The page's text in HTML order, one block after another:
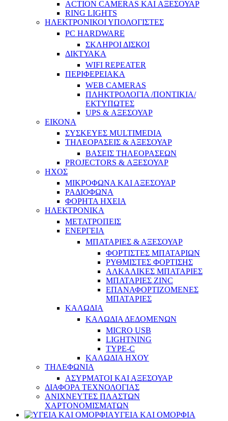
ACTION CAMERAS KAI ΑΞΕΣΟΥΑΡ
RING LIGHTS
ΗΛΕΚΤΡΟΝΙΚΟΙ ΥΠΟΛΟΓΙΣΤΕΣ
PC HARDWARE
ΣΚΛΗΡΟΙ ΔΙΣΚΟΙ
ΔΙΚΤΥΑΚΑ
WIFI REPEATER
ΠΕΡΙΦΕΡΕΙΑΚΑ
WEB CAMERAS
ΠΛΗΚΤΡΟΛΟΓΙΑ /ΠΟΝΤΙΚΙΑ/
ΕΚΤΥΠΩΤΕΣ
UPS & ΑΞΕΣΟΥΑΡ
ΕΙΚΟΝΑ
ΣΥΣΚΕΥΕΣ MULTIMEDIA
ΤΗΛΕΟΡΑΣΕΙΣ & ΑΞΕΣΟΥΑΡ
ΒΑΣΕΙΣ ΤΗΛΕΟΡΑΣΕΩΝ
PROJECTORS & ΑΞΕΣΟΥΑΡ
ΗΧΟΣ
ΜΙΚΡΟΦΩΝΑ ΚΑΙ ΑΞΕΣΟΥΑΡ
ΡΑΔΙΟΦΩΝΑ
ΦΟΡΗΤΑ ΗΧΕΙΑ
ΗΛΕΚΤΡΟΝΙΚΑ
ΜΕΤΑΤΡΟΠΕΙΣ
ΕΝΕΡΓΕΙΑ
ΜΠΑΤΑΡΙΕΣ & ΑΞΕΣΟΥΑΡ
ΦΟΡΤΙΣΤΕΣ ΜΠΑΤΑΡΙΩΝ
ΡΥΘΜΙΣΤΕΣ ΦΟΡΤΙΣΗΣ
ΑΛΚΑΛΙΚΕΣ ΜΠΑΤΑΡΙΕΣ
ΜΠΑΤΑΡΙΕΣ ZINC
ΕΠΑΝΑΦΟΡΤΙΖΟΜΕΝΕΣ
ΜΠΑΤΑΡΙΕΣ
ΚΑΛΩΔΙΑ
ΚΑΛΩΔΙΑ ΔΕΔΟΜΕΝΩΝ
MICRO USB
LIGHTNING
TYPE-C
ΚΑΛΩΔΙΑ ΗΧΟΥ
ΤΗΛΕΦΩΝΙΑ
ΑΣΥΡΜΑΤΟΙ ΚΑΙ ΑΞΕΣΟΥΑΡ
ΔΙΑΦΟΡΑ ΤΕΧΝΟΛΟΓΙΑΣ
ΑΝΙΧΝΕΥΤΕΣ ΠΛΑΣΤΩΝ
ΧΑΡΤΟΝΟΜΙΣΜΑΤΩΝ
ΥΓΕΙΑ ΚΑΙ ΟΜΟΡΦΙΑ